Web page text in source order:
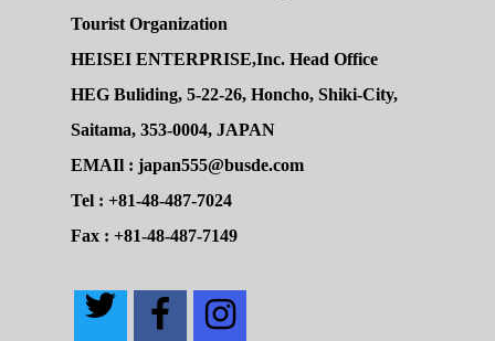
Tourist Organization
HEISEI ENTERPRISE,Inc. Head Office
HEG Buliding, 5-22-26, Honcho, Shiki-City,
Saitama, 353-0004, JAPAN
EMAIl : japan555@busde.com
Tel : +81-48-487-7024
Fax : +81-48-487-7149